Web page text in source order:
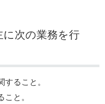
に次の業務を行
ること。
こと。